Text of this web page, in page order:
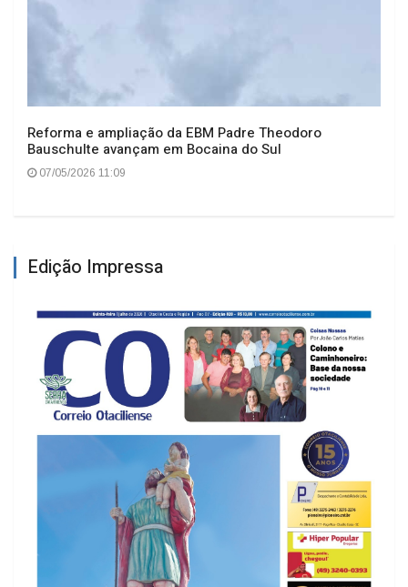
Reforma e ampliação da EBM Padre Theodoro
Bauschulte avançam em Bocaina do Sul
07/05/2026 11:09
Edição Impressa